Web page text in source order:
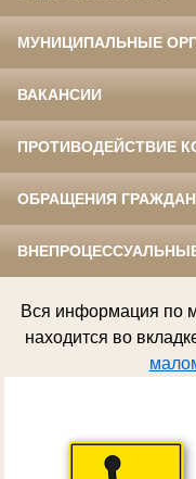
МУНИЦИПАЛЬНЫЕ
ВАКАНСИИ
ПРОТИВОДЕЙСТВИЕ
ОБРАЩЕНИЯ ГРАЖДАН
Вся информация по
находится во